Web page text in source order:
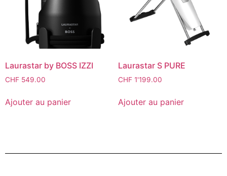
Laurastar by BOSS IZZI
CHF 549.00
Ajouter au panier
Laurastar S PURE
CHF1'199.00
Ajouter au panier